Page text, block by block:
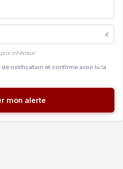
€
inférieur
notification et confirme avoir lu la
mon alerte